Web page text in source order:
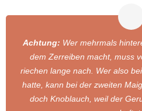
Achtung: Wer mehrmals
dem Zerreiben macht, muss
riechen lange nach. Wer also
hatte, kann bei der zweiten
doch Knoblauch, weil der